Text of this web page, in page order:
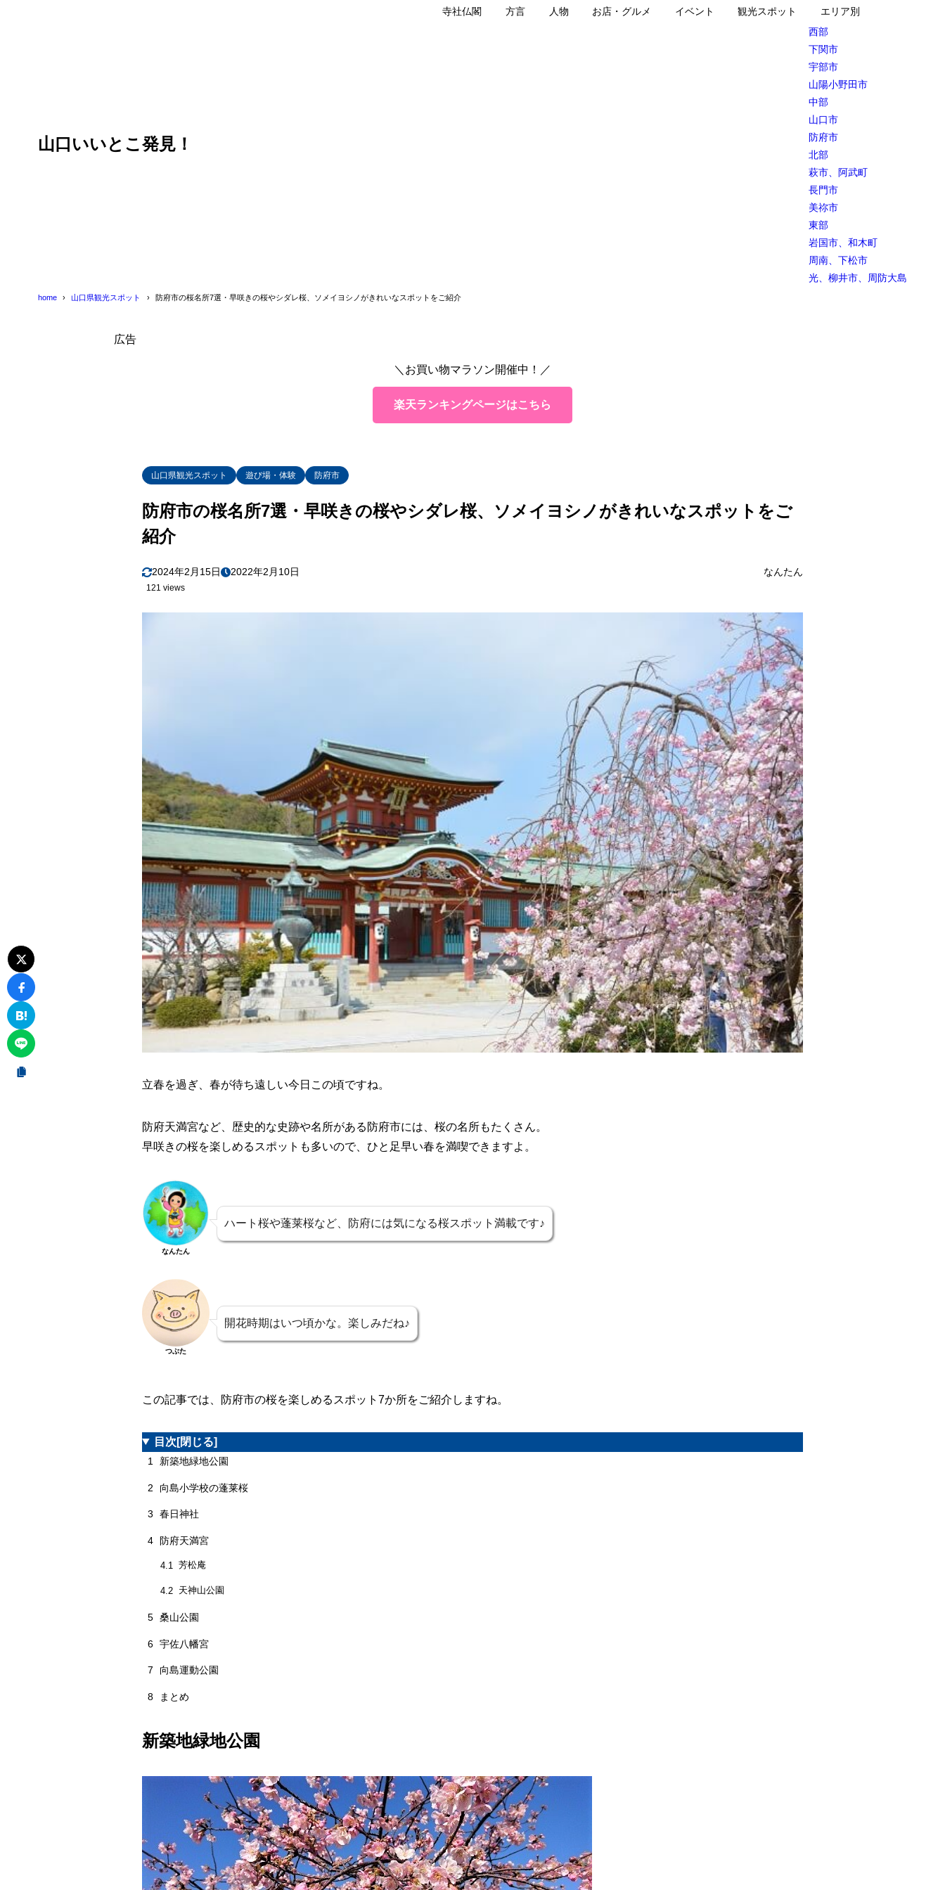
山口いいとこ発見！
寺社仏閣 方言 人物 お店・グルメ イベント 観光スポット
エリア別
西部
下関市
宇部市
山陽小野田市
中部
山口市
防府市
北部
萩市、阿武町
長門市
美祢市
東部
岩国市、和木町
周南、下松市
光、柳井市、周防大島
home 山口県観光スポット 防府市の桜名所7選・早咲きの桜やシダレ桜、ソメイヨシノがきれいなスポットをご紹介
広告
＼お買い物マラソン開催中！／
楽天ランキングページはこちら
山口県観光スポット 遊び場・体験 防府市
防府市の桜名所7選・早咲きの桜やシダレ桜、ソメイヨシノがきれいなスポットをご
紹介
2024年2月15日 2022年2月10日 なんたん
121 views
立春を過ぎ、春が待ち遠しい今日この頃ですね。
防府天満宮など、歴史的な史跡や名所がある防府市には、桜の名所もたくさん。
早咲きの桜を楽しめるスポットも多いので、ひと足早い春を満喫できますよ。
なんたん
ハート桜や蓬莱桜など、防府には気になる桜スポット満載です♪
つぶた
開花時期はいつ頃かな。楽しみだね♪
この記事では、防府市の桜を楽しめるスポット7か所をご紹介しますね。
目次 [閉じる]
1 新築地緑地公園
2 向島小学校の蓬莱桜
3 春日神社
4 防府天満宮
4.1 芳松庵
4.2 天神山公園
5 桑山公園
6 宇佐八幡宮
7 向島運動公園
8 まとめ
新築地緑地公園